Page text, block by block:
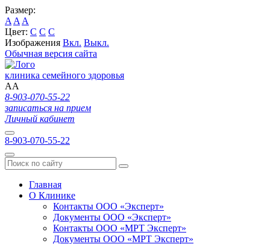
Размер:
A A A
Цвет: C C C
Изображения Вкл. Выкл.
Обычная версия сайта
клиника семейного здоровья
AA
8-903-070-55-22
записаться на прием
Личный кабинет
8-903-070-55-22
Главная
О Клинике
Контакты ООО «Эксперт»
Документы ООО «Эксперт»
Контакты ООО «МРТ Эксперт»
Документы ООО «МРТ Эксперт»